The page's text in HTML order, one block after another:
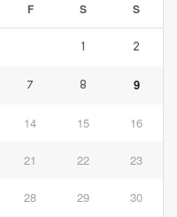
F S S
1 2
7 8 9
14 15 16
21 22 23
28 29 30